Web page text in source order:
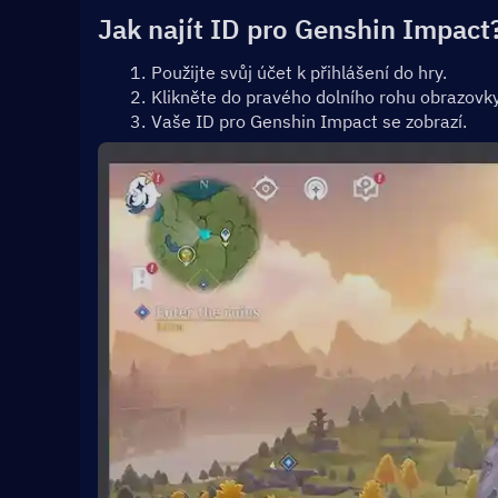
Jak najít ID pro Genshin
Použijte svůj účet k přihlášení do hry.
Klikněte do pravého dolního rohu
Vaše ID pro Genshin Impact se zobrazí.